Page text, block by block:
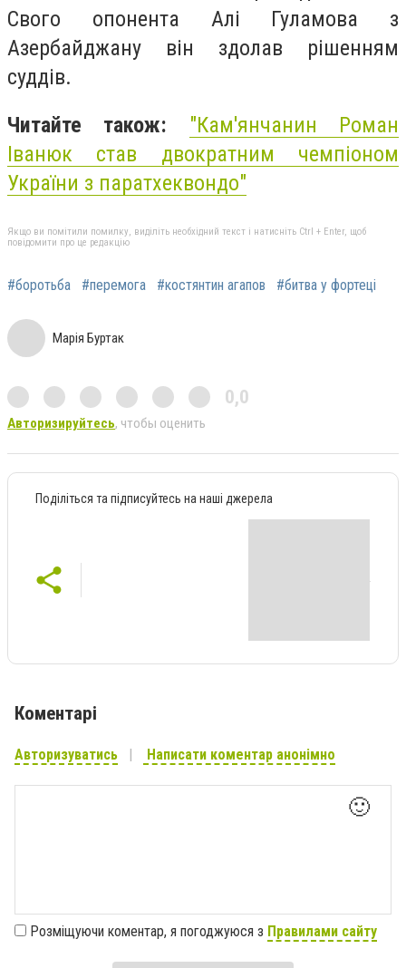
Свого опонента Алі Гуламова з
Азербайджану він здолав рішенням
суддів.
Читайте також: "Кам'янчанин Роман
Іванюк став двократним чемпіоном
України з паратхеквондо"
Якщо ви помітили помилку, виділіть необхідний текст і натисніть Ctrl + Enter, щоб
повідомити про це редакцію
#боротьба #перемога #костянтин агапов #битва у фортеці
Марія Буртак
0,0
Авторизируйтесь, чтобы оценить
Поділіться та підписуйтесь на наші джерела
Коментарі
Авторизуватись Написати коментар анонімно
🙂
Розміщуючи коментар, я погоджуюся з Правилами сайту